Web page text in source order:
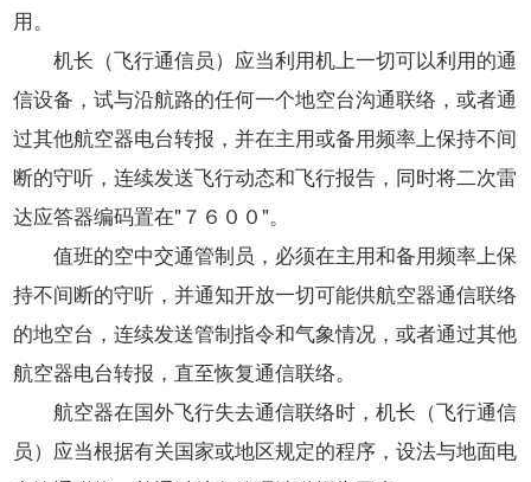
用。
机长（飞行通信员）应当利用机上一切可以利用的通
信设备，试与沿航路的任何一个地空台沟通联络，或者通
过其他航空器电台转报，并在主用或备用频率上保持不间
断的守听，连续发送飞行动态和飞行报告，同时将二次雷
达应答器编码置在"７６００"。
值班的空中交通管制员，必须在主用和备用频率上保
持不间断的守听，并通知开放一切可能供航空器通信联络
的地空台，连续发送管制指令和气象情况，或者通过其他
航空器电台转报，直至恢复通信联络。
航空器在国外飞行失去通信联络时，机长（飞行通信
员）应当根据有关国家或地区规定的程序，设法与地面电